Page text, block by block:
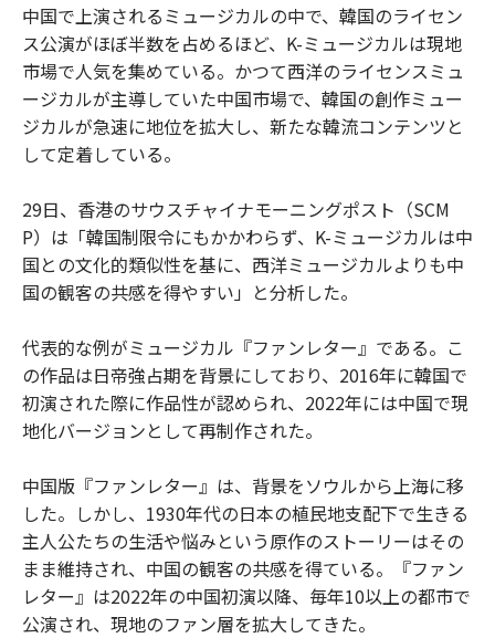
中国で上演されるミュージカルの中で、韓国のライセン
ス公演がほぼ半数を占めるほど、K-ミュージカルは現地
市場で人気を集めている。かつて西洋のライセンスミュ
ージカルが主導していた中国市場で、韓国の創作ミュー
ジカルが急速に地位を拡大し、新たな韓流コンテンツと
して定着している。
29日、香港のサウスチャイナモーニングポスト（SCM
P）は「韓国制限令にもかかわらず、K-ミュージカルは中
国との文化的類似性を基に、西洋ミュージカルよりも中
国の観客の共感を得やすい」と分析した。
代表的な例がミュージカル『ファンレター』である。こ
の作品は日帝強占期を背景にしており、2016年に韓国で
初演された際に作品性が認められ、2022年には中国で現
地化バージョンとして再制作された。
中国版『ファンレター』は、背景をソウルから上海に移
した。しかし、1930年代の日本の植民地支配下で生きる
主人公たちの生活や悩みという原作のストーリーはその
まま維持され、中国の観客の共感を得ている。『ファン
レター』は2022年の中国初演以降、毎年10以上の都市で
公演され、現地のファン層を拡大してきた。